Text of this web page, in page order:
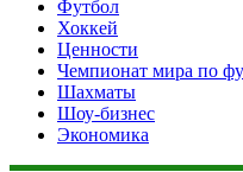
Футбол
Хоккей
Ценности
Чемпионат мира по
Шахматы
Шоу-бизнес
Экономика